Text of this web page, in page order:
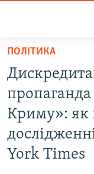
Перейти
основного
матеріалу
Перейти
до
основної
навігації
ВОДА.КРИМ
ВІДЕО ТА ФОТО
ПОЛІТИКА
БЛОГИ
ПОЛІТИКА
пропаганда
Криму»: як
York Times